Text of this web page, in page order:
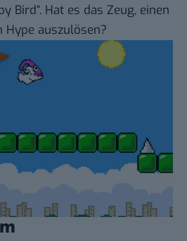
Bird“. Hat es das Zeug, einen
auszulösen?